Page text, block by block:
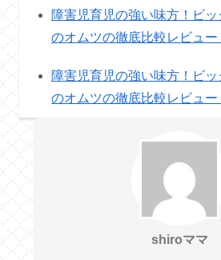
障害児育児の強い味方！ビ
のオムツの徹底比較レビュー
障害児育児の強い味方！ビ
のオムツの徹底比較レビュー
shiroママ